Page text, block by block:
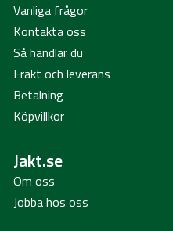
Vanliga frågor
Kontakta oss
Så handlar du
Frakt och leverans
Betalning
Köpvillkor
Jakt.se
Om oss
Jobba hos oss